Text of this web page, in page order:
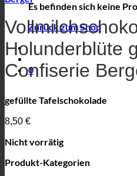
Es befinden sich keine
Zurück zum Shop
0
Holunderblüte
Confiserie
gefüllte Tafelschokolade
8,50 €
Nicht vorrätig
Produkt-Kategorien